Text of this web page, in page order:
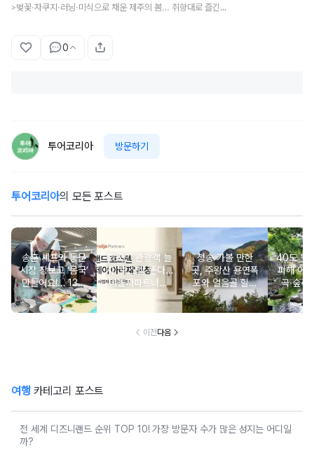
> 벚꽃·자쿠지·러닝·미식으로 채운 제주의 봄… 취향대로 즐긴다
0
투어코리아 방문하기
투어코리아의 모든 포스트
송훈 셰프와 동문
시장 장보고 ‘몸국’
만들어요!… 13일
‘제주미행’ 특별회
차 운영
외국인 관광객 늘
자 ‘호스텔’ 뜬다…
야놀자파트너스,
‘스테이 아리재’ 4
청송 가볼 만한
곳, 주왕산 용연폭
포와 얼음골 힐링
코스
40도 웃
피해 어
곡·숲·
떠나는
여
이전다음
여행 카테고리 포스트
전 세계 디즈니랜드 순위 TOP 10! 가장 방문자 수가 많은 성지는 어디일
까?